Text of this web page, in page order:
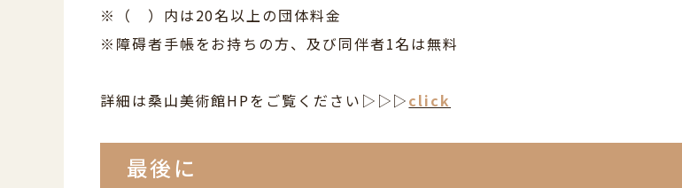
※（ ）内は20名以上の団体料金
※障碍者手帳をお持ちの方、及び同伴者1名は無料
詳細は桑山美術館HPをご覧ください▷▷▷click
最後に